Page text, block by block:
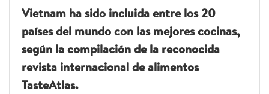
Vietnam ha sido incluida entre los 20
países del mundo con las mejores cocinas,
según la compilación de la reconocida
revista internacional de alimentos
TasteAtlas.